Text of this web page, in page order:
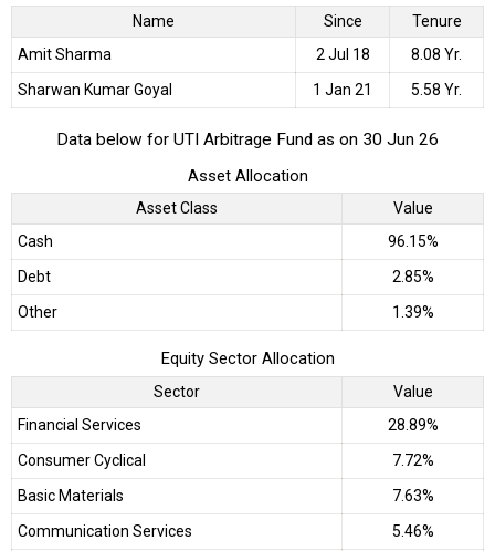
Name Since
Tenure
Amit Sharma
2 Jul 18
8.08 Yr.
Sharwan Kumar Goyal
1 Jan 21 5.58 Yr.
Data below for UTI Arbitrage Fund as on 30 Jun 26
Asset Allocation
Asset Class
Value
Cash
96.15%
Debt
2.85%
Other
1.39%
Equity Sector Allocation
Sector
Value
Financial Services
28.89%
Consumer Cyclical
7.72%
Basic Materials
7.63%
Communication Services
5.46%